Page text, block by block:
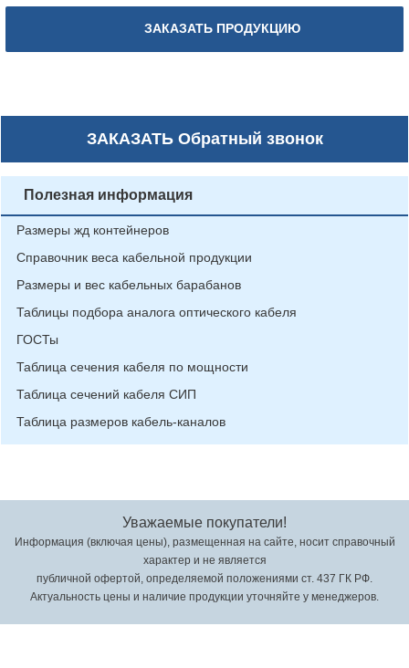
ЗАКАЗАТЬ ПРОДУКЦИЮ
ЗАКАЗАТЬОбратный звонок
Полезная информация
Размеры жд контейнеров
Справочник веса кабельной продукции
Размеры и вес кабельных барабанов
Таблицы подбора аналога оптического кабеля
ГОСТы
Таблица сечения кабеля по мощности
Таблица сечений кабеля СИП
Таблица размеров кабель-каналов
Уважаемые покупатели!
Информация (включая цены), размещенная на сайте, носит справочный
характер и не является
публичной офертой, определяемой положениями ст. 437 ГК РФ.
Актуальность цены и наличие продукции уточняйте у менеджеров.